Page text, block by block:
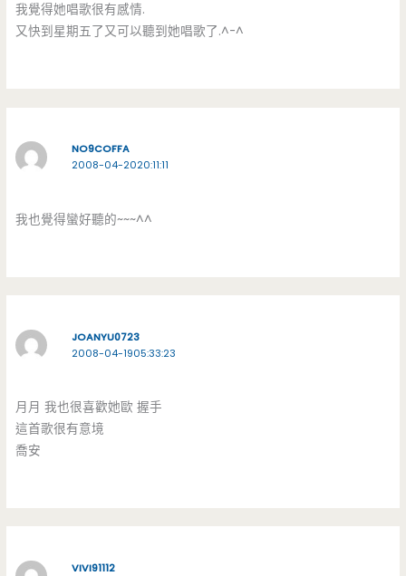
我覺得她唱歌很有感情.
又快到星期五了又可以聽到她唱歌了.^-^
NO9COFFA
2008-04-2020:11:11
我也覺得蠻好聽的~~~^^
JOANYU0723
2008-04-1905:33:23
月月 我也很喜歡她歐 握手
這首歌很有意境
喬安
VIVI91112